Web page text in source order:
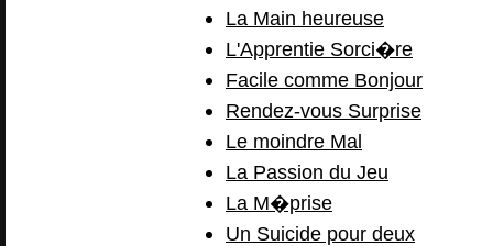
La Main heureuse
L'Apprentie Sorci�re
Facile comme Bonjour
Rendez-vous Surprise
Le moindre Mal
La Passion du Jeu
La M�prise
Un Suicide pour deux